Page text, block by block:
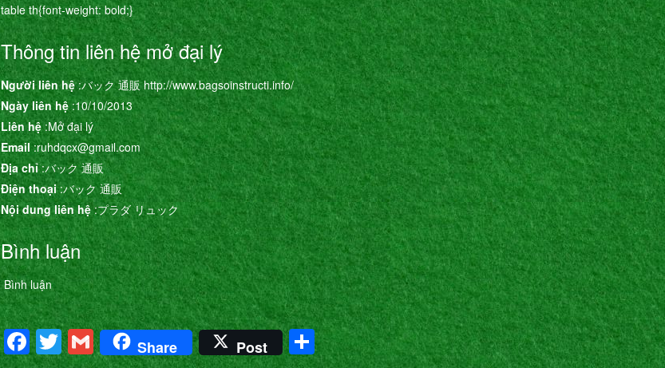
table th{font-weight: bold;}
Thông tin liên hệ mở đại lý
Người liên hệ:バック 通販 http://www.bagsoinstructi.info/
Ngày liên hệ :10/10/2013
Liên hệ:Mở đại lý
Email:ruhdqcx@gmail.com
Địa chỉ:バック 通販
Điện thoại:バック 通販
Nội dung liên hệ:プラダ リュック
Bình luận
Bình luận
Facebook
Twitter
Gmail
Share Post Share